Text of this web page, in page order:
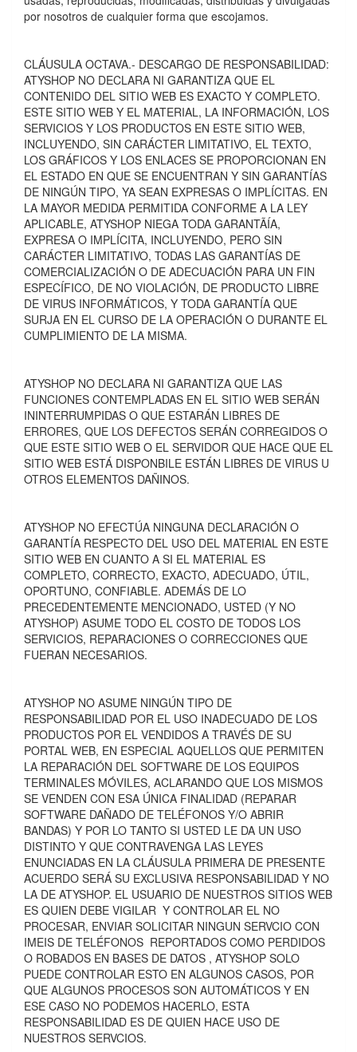
por nosotros de cualquier forma que escojamos.
CLÁUSULA OCTAVA.- DESCARGO DE RESPONSABILIDAD:
ATYSHOP NO DECLARA NI GARANTIZA QUE EL
CONTENIDO DEL SITIO WEB ES EXACTO Y COMPLETO.
ESTE SITIO WEB Y EL MATERIAL, LA INFORMACIÓN, LOS
SERVICIOS Y LOS PRODUCTOS EN ESTE SITIO WEB,
INCLUYENDO, SIN CARÁCTER LIMITATIVO, EL TEXTO,
LOS GRÁFICOS Y LOS ENLACES SE PROPORCIONAN EN
EL ESTADO EN QUE SE ENCUENTRAN Y SIN GARANTÍAS
DE NINGÚN TIPO, YA SEAN EXPRESAS O IMPLÍCITAS. EN
LA MAYOR MEDIDA PERMITIDA CONFORME A LA LEY
APLICABLE, ATYSHOP NIEGA TODA GARANTÃÍA,
EXPRESA O IMPLÍCITA, INCLUYENDO, PERO SIN
CARÁCTER LIMITATIVO, TODAS LAS GARANTÍAS DE
COMERCIALIZACIÓN O DE ADECUACIÓN PARA UN FIN
ESPECÍFICO, DE NO VIOLACIÓN, DE PRODUCTO LIBRE
DE VIRUS INFORMÁTICOS, Y TODA GARANTÍA QUE
SURJA EN EL CURSO DE LA OPERACIÓN O DURANTE EL
CUMPLIMIENTO DE LA MISMA.
ATYSHOP NO DECLARA NI GARANTIZA QUE LAS
FUNCIONES CONTEMPLADAS EN EL SITIO WEB SERÁN
ININTERRUMPIDAS O QUE ESTARÁN LIBRES DE
ERRORES, QUE LOS DEFECTOS SERÁN CORREGIDOS O
QUE ESTE SITIO WEB O EL SERVIDOR QUE HACE QUE EL
SITIO WEB ESTÁ DISPONBILE ESTÁN LIBRES DE VIRUS U
OTROS ELEMENTOS DAÑINOS.
ATYSHOP NO EFECTÚA NINGUNA DECLARACIÓN O
GARANTÍA RESPECTO DEL USO DEL MATERIAL EN ESTE
SITIO WEB EN CUANTO A SI EL MATERIAL ES
COMPLETO, CORRECTO, EXACTO, ADECUADO, ÚTIL,
OPORTUNO, CONFIABLE. ADEMÁS DE LO
PRECEDENTEMENTE MENCIONADO, USTED (Y NO
ATYSHOP) ASUME TODO EL COSTO DE TODOS LOS
SERVICIOS, REPARACIONES O CORRECCIONES QUE
FUERAN NECESARIOS.
ATYSHOP NO ASUME NINGÚN TIPO DE
RESPONSABILIDAD POR EL USO INADECUADO DE LOS
PRODUCTOS POR EL VENDIDOS A TRAVÉS DE SU
PORTAL WEB, EN ESPECIAL AQUELLOS QUE PERMITEN
LA REPARACIÓN DEL SOFTWARE DE LOS EQUIPOS
TERMINALES MÓVILES, ACLARANDO QUE LOS MISMOS
SE VENDEN CON ESA ÚNICA FINALIDAD (REPARAR
SOFTWARE DAÑADO DE TELÉFONOS Y/O ABRIR
BANDAS) Y POR LO TANTO SI USTED LE DA UN USO
DISTINTO Y QUE CONTRAVENGA LAS LEYES
ENUNCIADAS EN LA CLÁUSULA PRIMERA DE PRESENTE
ACUERDO SERÁ SU EXCLUSIVA RESPONSABILIDAD Y NO
LA DE ATYSHOP. EL USUARIO DE NUESTROS SITIOS WEB
ES QUIEN DEBE VIGILAR Y CONTROLAR EL NO
PROCESAR, ENVIAR SOLICITAR NINGUN SERVCIO CON
IMEIS DE TELÉFONOS REPORTADOS COMO PERDIDOS
O ROBADOS EN BASES DE DATOS , ATYSHOP SOLO
PUEDE CONTROLAR ESTO EN ALGUNOS CASOS, POR
QUE ALGUNOS PROCESOS SON AUTOMÁTICOS Y EN
ESE CASO NO PODEMOS HACERLO, ESTA
RESPONSABILIDAD ES DE QUIEN HACE USO DE
NUESTROS SERVCIOS.